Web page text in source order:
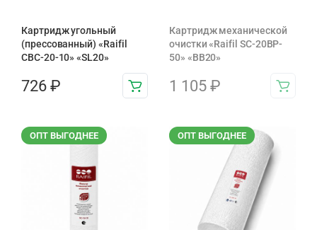
Картридж угольный
(прессованный) «Raifil
CBC-20-10» «SL20»
726 ₽
Картридж механической
очистки «Raifil SC-20BP-
50» «BB20»
1 105 ₽
ОПТ ВЫГОДНЕЕ ОПТ ВЫГОДНЕЕ